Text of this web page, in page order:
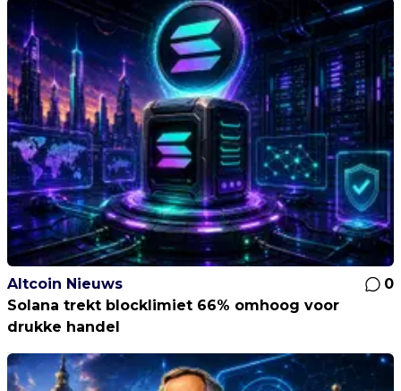
Altcoin Nieuws
0
Solana trekt blocklimiet 66% omhoog voor
drukke handel